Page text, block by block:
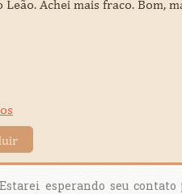
Estarei esperando seu